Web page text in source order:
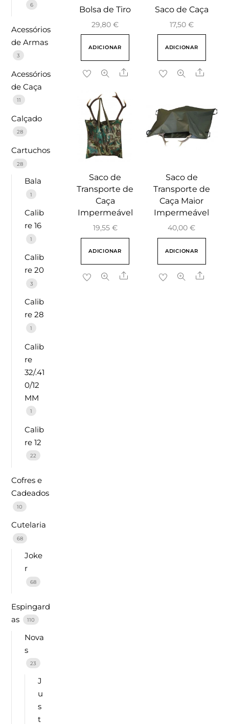
Bolsa de Tiro
29,80€
ADICIONAR
Share
Saco de Caça
17,50 €
ADICIONAR
Share
Saco de
Transporte de
Caça
Impermeável
19,55 €
ADICIONAR
Share
Saco de
Transporte de
Caça Maior
Impermeável
40,00€
ADICIONAR
Share
6
Acessórios
de Armas
3
Acessórios
de Caça
11
Calçado
28
Cartuchos
28
Bala
1
Calib
re 16
1
Calib
re 20
3
Calib
re 28
1
Calib
re
32/.41
0/12
MM
1
Calib
re 12
22
Cofres e
Cadeados
10
Cutelaria
68
Joke
r
68
Espingard
as
110
Nova
s
23
J
u
s
t